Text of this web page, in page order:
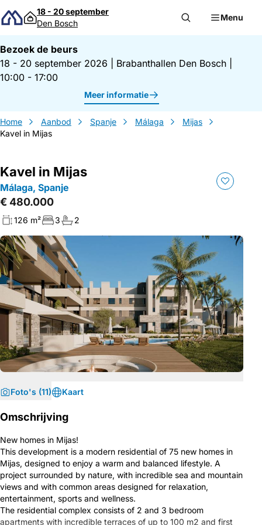
Direct naar inhoud
18 - 20 september
Den Bosch
Menu
Bezoek de beurs
18 - 20 september 2026
Brabanthallen Den Bosch
10:00 - 17:00
Meer informatie
Home Aanbod Spanje Málaga
Mijas
Kavel in Mijas
Kavel in Mijas
Málaga, Spanje
€ 480.000
126 m² 3 2
Foto's (11) Kaart
Omschrijving
New homes in Mijas!
This development is a modern residential of 75 new homes in
Mijas, designed to enjoy a warm and balanced lifestyle. A
project surrounded by nature, with incredible sea and mountain
views and with common areas designed for relaxation,
entertainment, sports and wellness.
The residential complex consists of 2 and 3 bedroom
apartments with incredible terraces of up to 100 m2 and first